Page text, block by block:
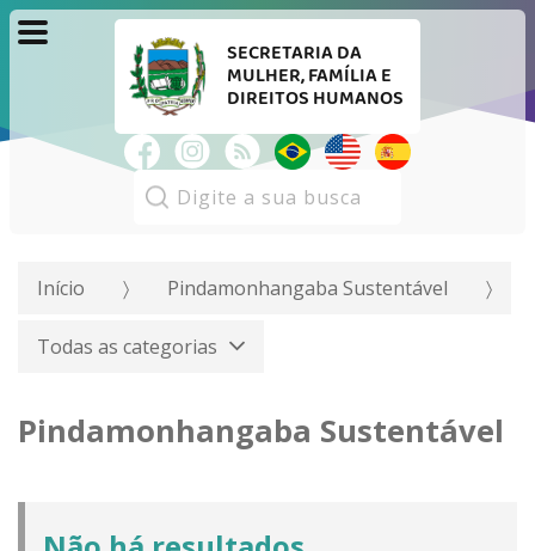
SECRETARIA DA
MULHER, FAMÍLIA E
DIREITOS HUMANOS
Início Pindamonhangaba Sustentável
Todas as categorias
Pindamonhangaba Sustentável